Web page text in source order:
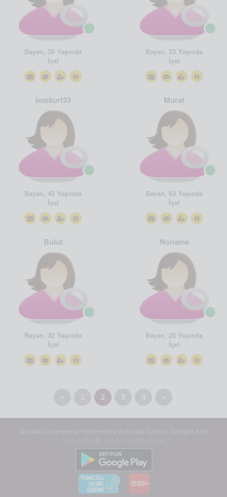
Bayan, 28 Yaşında
İçel
Bayan, 23 Yaşında
İçel
bozkurt33
Bayan, 43 Yaşında
İçel
Murat
Bayan, 63 Yaşında
İçel
Bulut
Bayan, 32 Yaşında
İçel
Noname
Bayan, 25 Yaşında
İçel
2